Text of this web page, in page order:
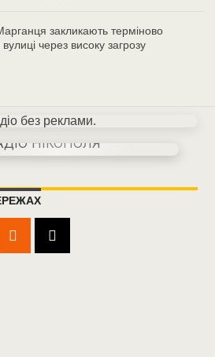
закликають терміново
через високу загрозу